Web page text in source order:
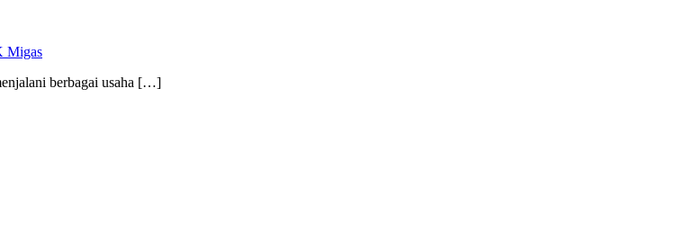
Migas
berbagai usaha […]